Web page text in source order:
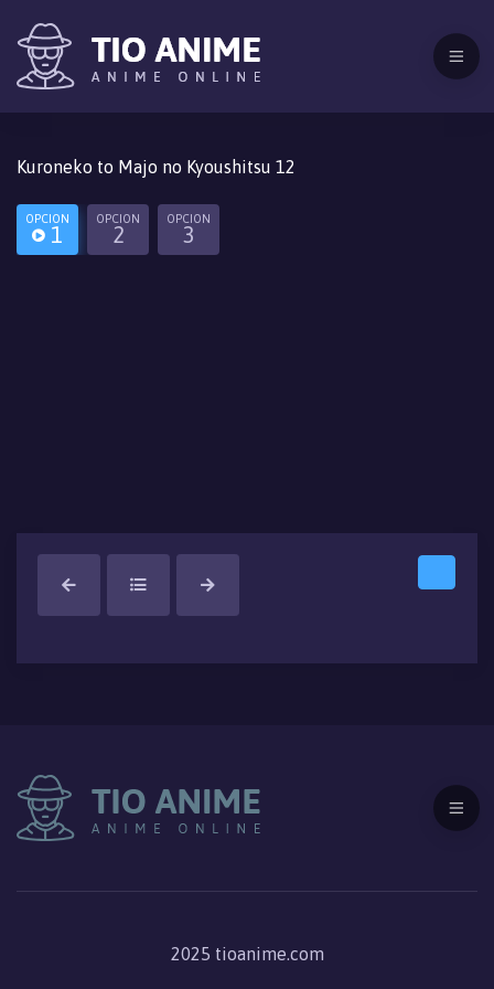
Kuroneko to Majo no Kyoushitsu 12
OPCION
1
OPCION
2
OPCION
3
2025 tioanime.com